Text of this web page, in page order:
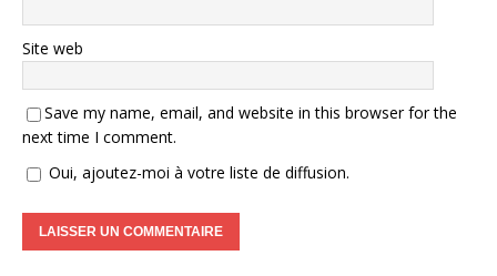
Site web
Save my name, email, and website in this browser for the
next time I comment.
Oui, ajoutez-moi à votre liste de diffusion.